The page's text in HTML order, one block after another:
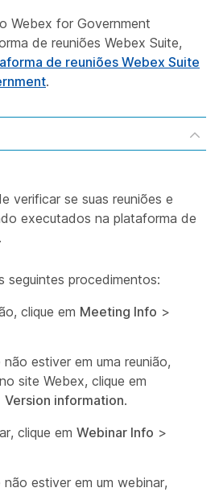
Webex for Government
de reuniões Webex Suite,
de reuniões Webex Suite
.
verificar se suas reuniões e
executados na plataforma de
seguintes procedimentos:
clique em Meeting Info >
estiver em uma reunião,
site Webex, clique em
Version information.
clique em Webinar Info >
estiver em um webinar,